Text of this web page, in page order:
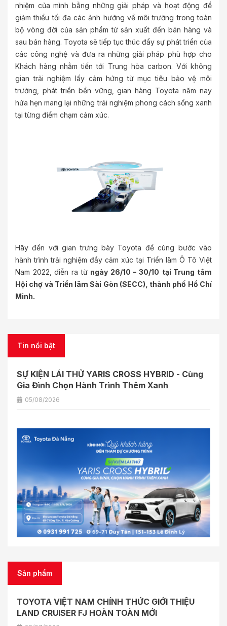
nhiệm của mình bằng những giải pháp và hoạt động để
giảm thiểu tối đa các ảnh hưởng về môi trường trong toàn
bộ vòng đời của sản phẩm từ sản xuất đến bán hàng và
sau bán hàng. Toyota sẽ tiếp tục thúc đẩy sự phát triển của
các công nghệ và đưa ra những giải pháp phù hợp cho
Khách hàng nhằm tiến tới Trung hòa carbon. Với không
gian trải nghiệm lấy cảm hứng từ mục tiêu bảo vệ môi
trường, phát triển bền vững, gian hàng Toyota năm nay
hứa hẹn mang lại những trải nghiệm phong cách sống xanh
tại từng điểm chạm cảm xúc.
Hãy đến với gian trưng bày Toyota để cùng bước vào
hành trình trải nghiệm đầy cảm xúc tại Triển lãm Ô Tô Việt
Nam 2022, diễn ra từ ngày 26/10 – 30/10 tại Trung tâm
Hội chợ và Triển lãm Sài Gòn (SECC), thành phố Hồ Chí
Minh.
Tin nổi bật
SỰ KIỆN LÁI THỬ YARIS CROSS HYBRID - Cùng
Gia Đình Chọn Hành Trình Thêm Xanh
05/08/2026
Sản phẩm
TOYOTA VIỆT NAM CHÍNH THỨC GIỚI THIỆU
LAND CRUISER FJ HOÀN TOÀN MỚI